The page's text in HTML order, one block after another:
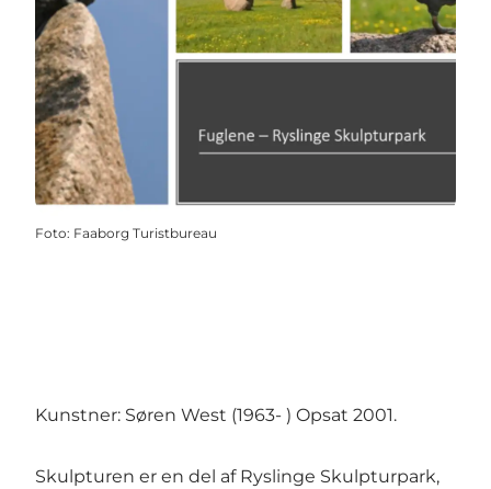
Foto: Faaborg Turistbureau
Kunstner: Søren West (1963- ) Opsat 2001.
Skulpturen er en del af Ryslinge Skulpturpark,